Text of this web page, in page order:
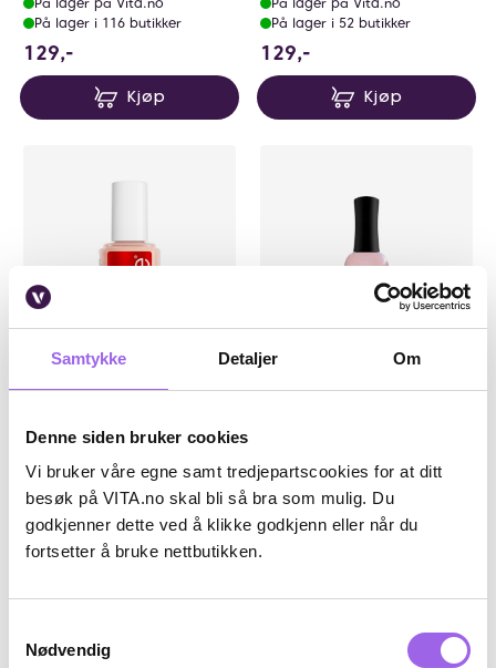
Samtykke Detaljer Om
Denne siden bruker cookies
Vi bruker våre egne samt tredjepartscookies for at ditt
besøk på VITA.no skal bli så bra som mulig. Du
godkjenner dette ved å klikke godkjenn eller når du
fortsetter å bruke nettbutikken.
Nødvendig
På lager i 116 butikker
129,-
Kjøp
På lager i 52 butikker
129,-
Kjøp
Karakter:
5.0 av 5 mulige
Essie to the Rescue UV Gel
På lager på Vita.no
På lager i 106 butikker
169,-169 NOK
Karakter:
4.6 av 5 mulige
På lager på Vita.no
På lager i 114 butikker
129,-129 NOK